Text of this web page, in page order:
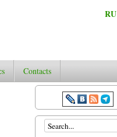
RU
Contacts
Search form